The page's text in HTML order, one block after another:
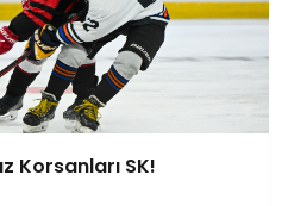
Korsanları SK!